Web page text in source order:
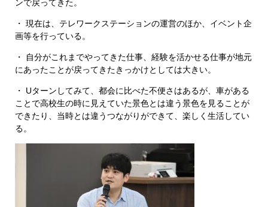
ンで戻ってきた。
・ 現在は、テレワークステーションの運営のほか、イベント企
画等を行っている。
・ 自分がこれまでやってきた仕事、経験を活かせる仕事が地元
にあったことが戻ってきたきっかけとしては大きい。
・ Uターンしてみて、都会に比べた不便さはあるが、車がある
ことで高校生の時に見えていた景色とは違う景色を見ることが
できたり、当時とは違うつながりができて、楽しく生活してい
る。